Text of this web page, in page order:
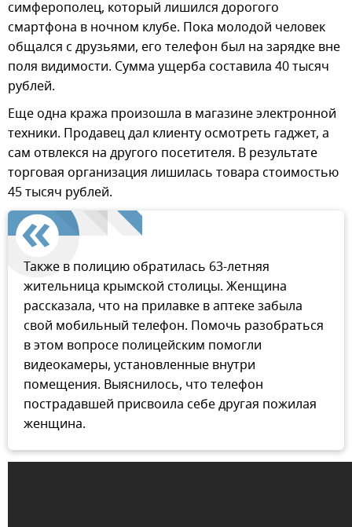
симферополец, который лишился дорогого
смартфона в ночном клубе. Пока молодой человек
общался с друзьями, его телефон был на зарядке вне
поля видимости. Сумма ущерба составила 40 тысяч
рублей.
Еще одна кража произошла в магазине электронной
техники. Продавец дал клиенту осмотреть гаджет, а
сам отвлекся на другого посетителя. В результате
торговая организация лишилась товара стоимостью
45 тысяч рублей.
Также в полицию обратилась 63-летняя
жительница крымской столицы. Женщина
рассказала, что на прилавке в аптеке забыла
свой мобильный телефон. Помочь разобраться
в этом вопросе полицейским помогли
видеокамеры, установленные внутри
помещения. Выяснилось, что телефон
пострадавшей присвоила себе другая пожилая
женщина.